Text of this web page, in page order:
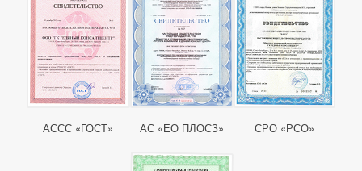
АССС «ГОСТ» АС «ЕО ПЛОСЗ» СРО «РСО»